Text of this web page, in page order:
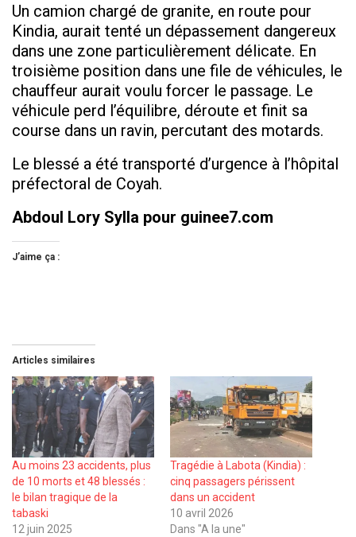
Un camion chargé de granite, en route pour
Kindia, aurait tenté un dépassement dangereux
dans une zone particulièrement délicate. En
troisième position dans une file de véhicules, le
chauffeur aurait voulu forcer le passage. Le
véhicule perd l’équilibre, déroute et finit sa
course dans un ravin, percutant des motards.
Le blessé a été transporté d’urgence à l’hôpital
préfectoral de Coyah.
Abdoul Lory Sylla pour guinee7.com
J’aime ça :
Articles similaires
Au moins 23 accidents, plus
de 10 morts et 48 blessés :
le bilan tragique de la
tabaski
12 juin 2025
Tragédie à Labota (Kindia) :
cinq passagers périssent
dans un accident
10 avril 2026
Dans "A la une"